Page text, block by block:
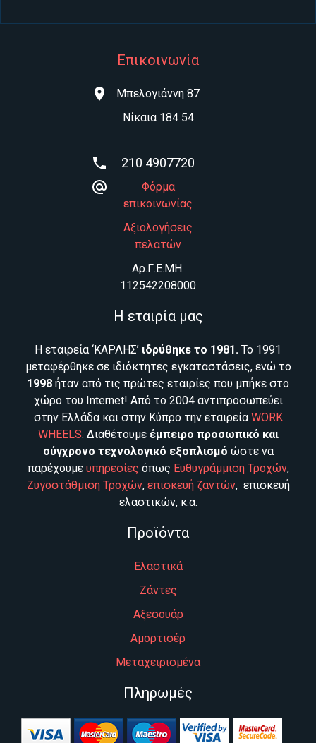
Επικοινωνία
Μπελογιάννη 87
Νίκαια 184 54
210 4907720
Φόρμα
επικοινωνίας
Αξιολογήσεις
πελατών
Aρ.Γ.Ε.ΜΗ.
112542208000
Η εταιρία μας
Η εταιρεία ‘ΚΑΡΛΗΣ’ ιδρύθηκε το 1981. Το 1991
μεταφέρθηκε σε ιδιόκτητες εγκαταστάσεις, ενώ το
1998 ήταν από τις πρώτες εταιρίες που μπήκε στο
χώρο του Internet! Από το 2004 αντιπροσωπεύει
στην Ελλάδα και στην Κύπρο την εταιρεία WORK
WHEELS. Διαθέτουμε έμπειρο προσωπικό και
σύγχρονο τεχνολογικό εξοπλισμό ώστε να
παρέχουμε υπηρεσίες όπως Ευθυγράμμιση Τροχών,
Ζυγοστάθμιση Τροχών, επισκευή ζαντών, επισκευή
ελαστικών, κ.α.
Προϊόντα
Ελαστικά
Ζάντες
Αξεσουάρ
Αμορτισέρ
Μεταχειρισμένα
Πληρωμές